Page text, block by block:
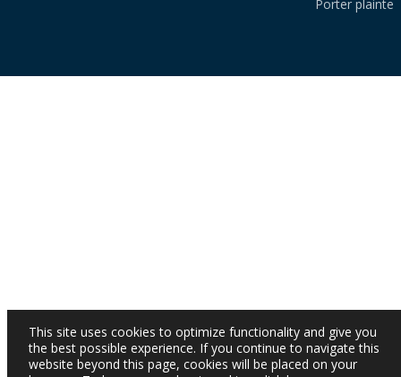
Porter plainte
This site uses cookies to optimize functionality and give you
the best possible experience. If you continue to navigate this
website beyond this page, cookies will be placed on your